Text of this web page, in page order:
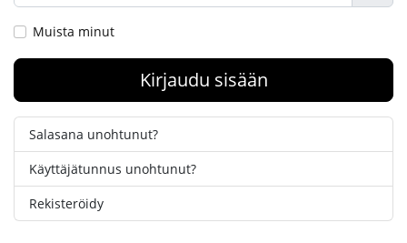
Muista minut
Kirjaudu sisään
Salasana unohtunut?
Käyttäjätunnus unohtunut?
Rekisteröidy